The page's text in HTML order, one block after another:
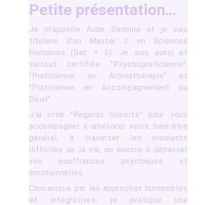
Petite présentation…
Je m'appelle Aude Davoine et je suis
titulaire d'un Master 2 en Sciences
Humaines (Bac + 5). Je suis aussi et
surtout certifiée "Psychopraticienne",
"Praticienne en Aromathérapie" et
"Praticienne en Accompagnement du
Deuil".
J'ai créé "Regards Ouverts" pour vous
accompagner à améliorer votre bien-être
général, à traverser les moments
difficiles de la vie, ou encore à dépasser
vos souffrances psychiques et
émotionnelles.
Convaincue par les approches humanistes
et intégratives, je pratique une